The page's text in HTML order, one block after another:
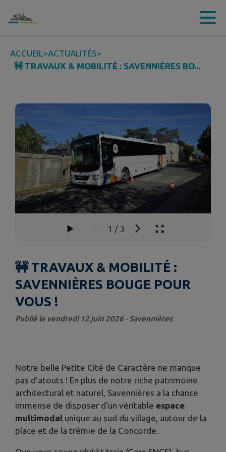
Contenu
ACCUEIL>ACTUALITÉS>
🚧 TRAVAUX & MOBILITÉ : SAVENNIÈRES BO...
1 / 3
🚧 TRAVAUX & MOBILITÉ :
SAVENNIÈRES BOUGE POUR
VOUS !
Publié le vendredi 12 juin 2026 - Savennières
Notre belle Petite Cité de Caractère ne manque
pas d’atouts ! En plus de notre riche patrimoine
architectural et naturel, Savennières a la chance
immense de disposer d'un véritable espace
multimodal unique au sud du village, autour de la
place et de la trémie de la Concorde.